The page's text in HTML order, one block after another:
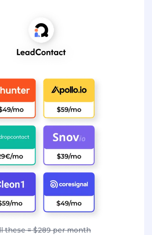
these = $289 per month